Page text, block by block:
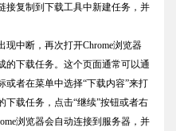
接复制到下载工具中新建任务，并
中断，再次打开Chrome浏览器
的下载任务。这个页面通常可以通
者在菜单中选择“下载内容”来打
载任务，点击“继续”按钮或者右
浏览器会自动连接到服务器，并